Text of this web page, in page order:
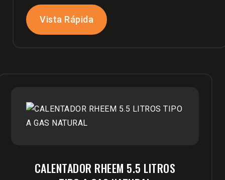
Vista Rápida
CALENTADOR RHEEM 5.5 LITROS